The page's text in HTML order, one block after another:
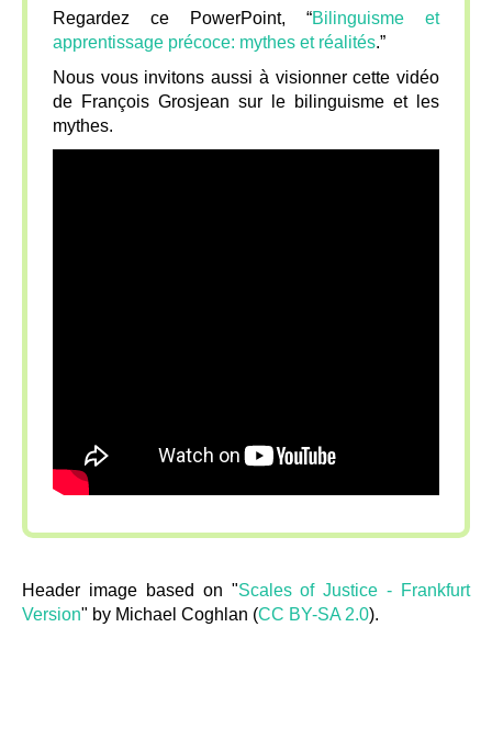
Regardez ce PowerPoint, “Bilinguisme et
apprentissage précoce: mythes et réalités.”
Nous vous invitons aussi à visionner cette vidéo
de François Grosjean sur le bilinguisme et les
mythes.
Header image based on "Scales of Justice - Frankfurt
Version" by Michael Coghlan (CC BY-SA 2.0).